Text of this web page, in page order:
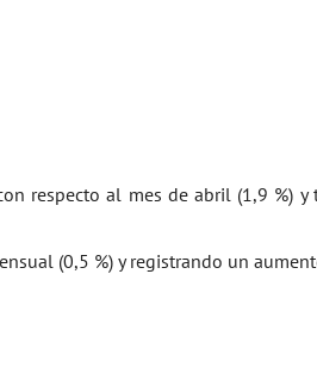
respecto al mes de abril (1,9 %)
(0,5 %) y registrando un